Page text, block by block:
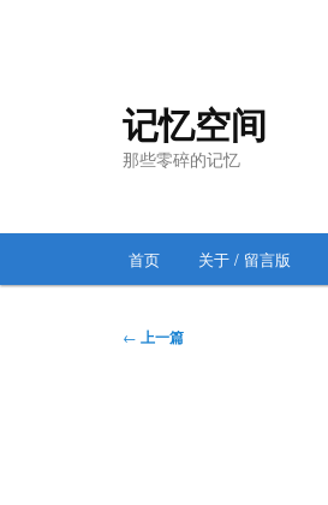
记忆空间
那些零碎的记忆
跳
首页 关于 / 留言版
文
← 上一篇